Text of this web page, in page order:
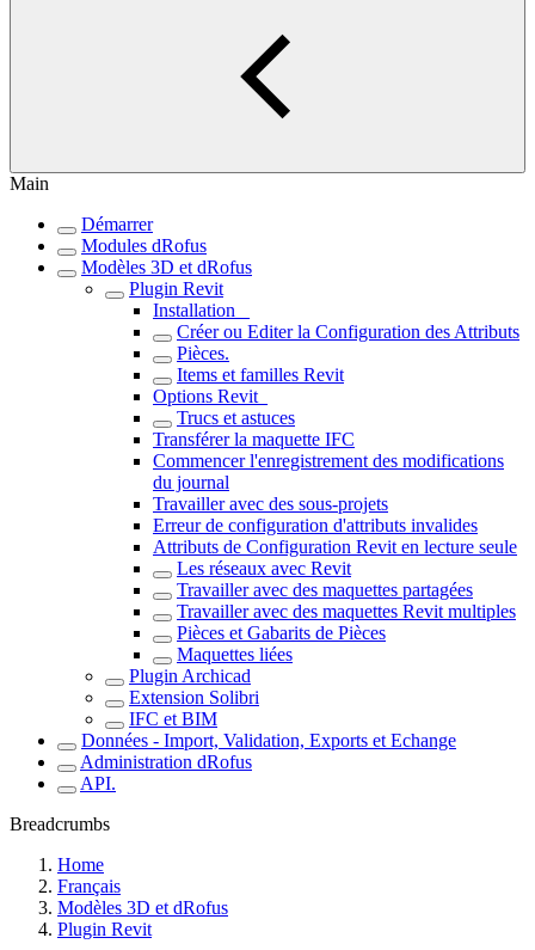
Main
Démarrer
Modules dRofus
Modèles 3D et dRofus
Plugin Revit
Installation _
Créer ou Editer la Configuration des Attributs
Pièces.
Items et familles Revit
Options Revit_
Trucs et astuces
Transférer la maquette IFC
Commencer l'enregistrement des modifications
du journal
Travailler avec des sous-projets
Erreur de configuration d'attributs invalides
Attributs de Configuration Revit en lecture seule
Les réseaux avec Revit
Travailler avec des maquettes partagées
Travailler avec des maquettes Revit multiples
Pièces et Gabarits de Pièces
Maquettes liées
Plugin Archicad
Extension Solibri
IFC et BIM
Données - Import, Validation, Exports et Echange
Administration dRofus
API.
Breadcrumbs
Home
Français
Modèles 3D et dRofus
Plugin Revit